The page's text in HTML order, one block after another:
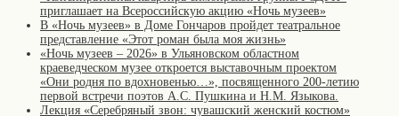
приглашает на Всероссийскую акцию «Ночь музеев»
В «Ночь музеев» в Доме Гончаров пройдет театральное
представление «Этот роман была моя жизнь»
«Ночь музеев – 2026» в Ульяновском областном
краеведческом музее откроется выставочным проектом
«Они родня по вдохновенью…», посвященного 200-летию
первой встречи поэтов А.С. Пушкина и Н.М. Языкова.
Лекция «Серебряный звон: чувашский женский костюм»